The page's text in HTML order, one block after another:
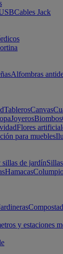
Cables Jack
Alfombras
TablerosCanvas
JoyerosBiombos
Flores
para muebles
sillas de jardín
Hamacas
y estaciones